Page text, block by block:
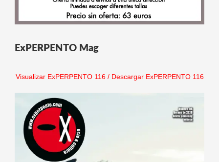
ExPERPENTO Mag
Visualizar ExPERPENTO 116/ Descargar ExPERPENTO 116